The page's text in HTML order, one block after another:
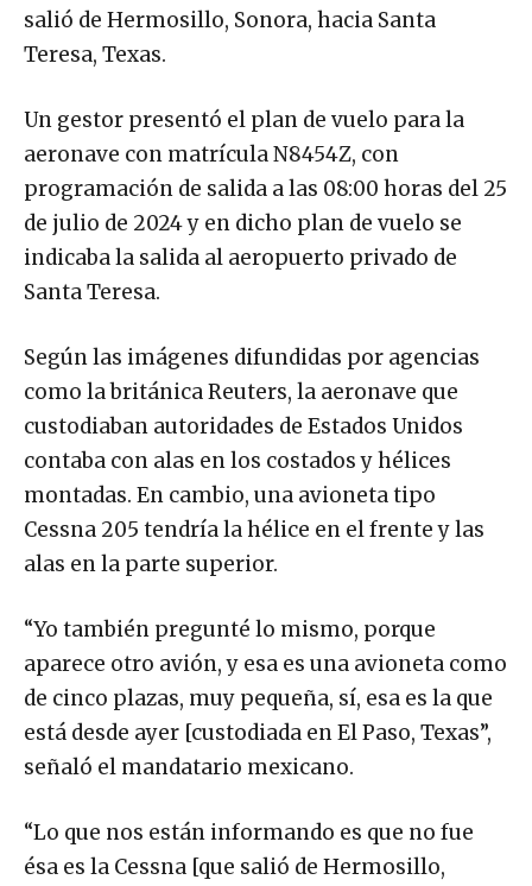
salió de Hermosillo, Sonora, hacia Santa
Teresa, Texas.
Un gestor presentó el plan de vuelo para la
aeronave con matrícula N8454Z, con
programación de salida a las 08:00 horas del 25
de julio de 2024 y en dicho plan de vuelo se
indicaba la salida al aeropuerto privado de
Santa Teresa.
Según las imágenes difundidas por agencias
como la británica Reuters, la aeronave que
custodiaban autoridades de Estados Unidos
contaba con alas en los costados y hélices
montadas. En cambio, una avioneta tipo
Cessna 205 tendría la hélice en el frente y las
alas en la parte superior.
“Yo también pregunté lo mismo, porque
aparece otro avión, y esa es una avioneta como
de cinco plazas, muy pequeña, sí, esa es la que
está desde ayer [custodiada en El Paso, Texas”,
señaló el mandatario mexicano.
“Lo que nos están informando es que no fue
ésa es la Cessna [que salió de Hermosillo,